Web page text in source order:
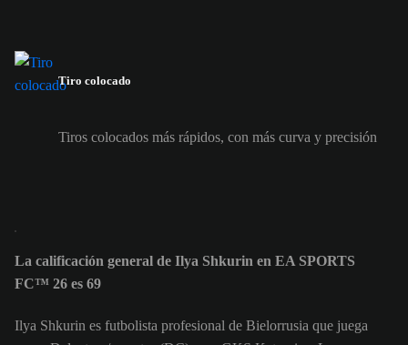
Tiro colocado
Tiros colocados más rápidos, con más curva y precisión
La calificación general de Ilya Shkurin en EA SPORTS
FC™ 26 es 69
Ilya Shkurin es futbolista profesional de Bielorrusia que juega